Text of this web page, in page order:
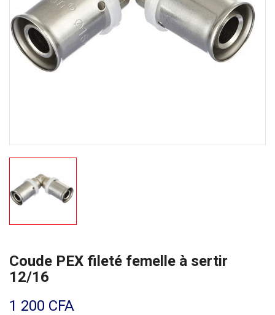
Coude PEX fileté femelle à sertir
12/16
1 200 CFA